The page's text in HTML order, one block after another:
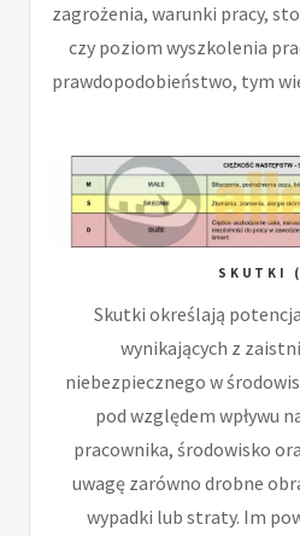
zagrożenia, warunki pracy,
czy poziom wyszkolenia
prawdopodobieństwo, tym
SKUTKI
Skutki określają
wynikających z
niebezpiecznego w
pod względem wpływu
pracownika, środowisko
uwagę zarówno drobne
wypadki lub straty. Im